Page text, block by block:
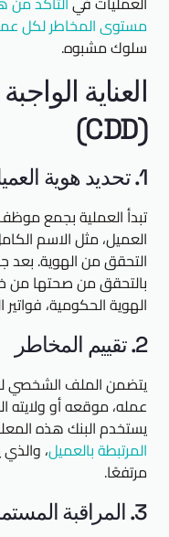
مستوى المخاطر لكل
سلوك مشبوه.
العناية
(CDD)
1. تحديد هوية العميل والتحقق منها
تبدأ العملية بجمع
العميل، مثل الاسم
التحقق من الهوية.
بالتحقق من صحتها من
الهوية الحكومية،
2. تقييم المخاطر
يتضمن الملف الشخصي
عمله، موقعه أو ولايته
يستخدم البنك هذه
المرتبطة بالعميل،
مرتفعًا.
3. المراقبة المستمرة